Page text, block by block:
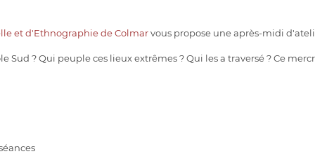
et d'Ethnographie de Colmarvous propose une après-midi
Sud ? Qui peuple ces lieux extrêmes ? Qui les a traversé ? Ce